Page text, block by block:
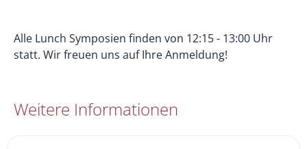
Alle Lunch Symposien finden von 12:15 - 13:00 Uhr
statt. Wir freuen uns auf Ihre Anmeldung!
Weitere Informationen